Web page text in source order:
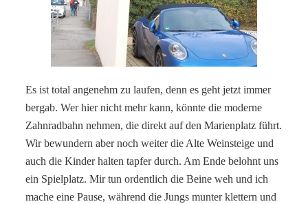
Es ist total angenehm zu laufen, denn es geht jetzt immer
bergab. Wer hier nicht mehr kann, könnte die moderne
Zahnradbahn nehmen, die direkt auf den Marienplatz führt.
Wir bewundern aber noch weiter die Alte Weinsteige und
auch die Kinder halten tapfer durch. Am Ende belohnt uns
ein Spielplatz. Mir tun ordentlich die Beine weh und ich
mache eine Pause, während die Jungs munter klettern und